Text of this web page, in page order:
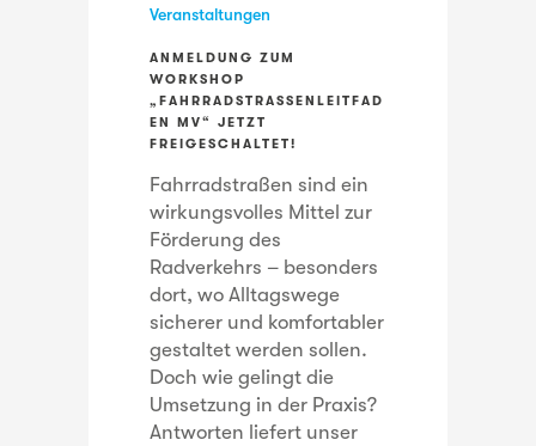
Veranstaltungen
ANMELDUNG ZUM
WORKSHOP
„FAHRRADSTRASSENLEITFADE
N MV“ JETZT F
REIGESCHALTET!
Fahrradstraßen sind ein
wirkungsvolles Mittel zur
Förderung des
Radverkehrs – besonders
dort, wo Alltagswege
sicherer und komfortabler
gestaltet werden sollen.
Doch wie gelingt die
Umsetzung in der Praxis?
Antworten liefert unser